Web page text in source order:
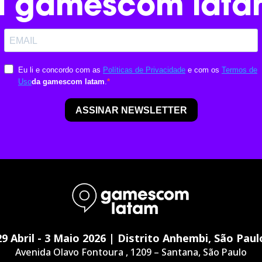
Abril - 3 Maio 2026 | Distrito Anhembi, São
Avenida Olavo Fontoura , 1209 – Santana, São Paulo